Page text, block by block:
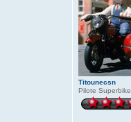
Titounecsn
Pilote Superbike